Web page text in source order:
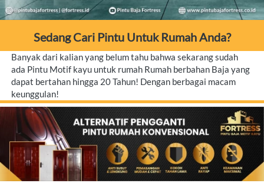
Sedang Cari Pintu Untuk Rumah Anda?
Banyak dari kalian yang belum tahu bahwa sekarang sudah
ada Pintu Motif kayu untuk rumah Rumah berbahan Baja yang
dapat bertahan hingga 20 Tahun! Dengan berbagai macam
keunggulan!